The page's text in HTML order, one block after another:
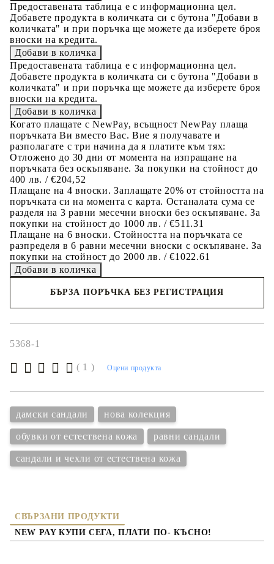
Предоставената таблица е с информационна цел.
Добавете продукта в количката си с бутона "Добави в
количката" и при поръчка ще можете да изберете броя
вноски на кредита.
Предоставената таблица е с информационна цел.
Добавете продукта в количката си с бутона "Добави в
количката" и при поръчка ще можете да изберете броя
вноски на кредита.
Когато плащате с NewPay, всъщност NewPay плаща
поръчката Ви вместо Вас. Вие я получавате и
разполагате с три начина да я платите към тях:
Отложено до 30 дни от момента на изпращане на
поръчката без оскъпяване. За покупки на стойност до
400 лв. / €204,52
Плащане на 4 вноски. Заплащате 20% от стойността на
поръчката си на момента с карта. Останалата сума се
разделя на 3 равни месечни вноски без оскъпяване. За
покупки на стойност до 1000 лв. / €511.31
Плащане на 6 вноски. Стойността на поръчката се
разпределя в 6 равни месечни вноски с оскъпяване. За
покупки на стойност до 2000 лв. / €1022.61
БЪРЗА ПОРЪЧКА БЕЗ РЕГИСТРАЦИЯ
Съгласен съм сполитиката за личните данни
5368-1
( 1 ) Оцени продукта
дамски сандали нова колекция
обувки от естествена кожа равни сандали
сандали и чехли от естествена кожа
СВЪРЗАНИ ПРОДУКТИ
NEW PAY КУПИ СЕГА, ПЛАТИ ПО- КЪСНО!